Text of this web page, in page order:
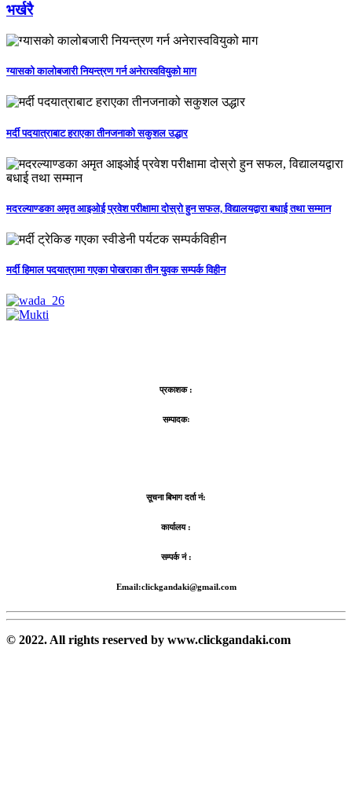
भर्खरै
ग्यासको कालोबजारी नियन्त्रण गर्न अनेरास्ववियुको माग
मर्दी पदयात्राबाट हराएका तीनजनाको सकुशल उद्धार
मदरल्याण्डका अमृत आइओई प्रवेश परीक्षामा दोस्रो हुन सफल, विद्यालयद्वारा बधाई तथा सम्मान
मर्दी हिमाल पदयात्रामा गएका पोखराका तीन युवक सम्पर्क विहीन
प्रकाशक :
सम्पादकः
सूचना बिभाग दर्ता नं:
कार्यालय :
सम्पर्क नं :
Email:clickgandaki@gmail.com
© 2022. All rights reserved by www.clickgandaki.com